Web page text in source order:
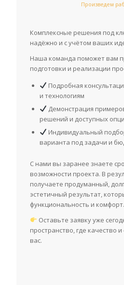
Произведем
Комплексные решения под
надёжно и с учётом ваших
Наша команда поможет вам
подготовки и реализации
Подробная
и технологиям
Демонстрация
решений и доступных
Индивидуальный
варианта под задачи и
С нами вы заранее знаете
возможности проекта. В
получаете продуманный,
эстетичный результат,
функциональность и комфорт.
Оставьте заявку уже
пространство, где качество
вас.